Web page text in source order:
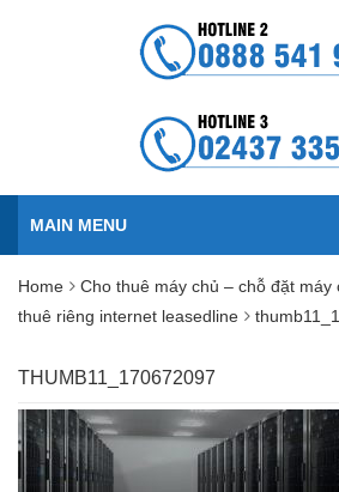
MAIN MENU
Home
Cho thuê máy chủ – chỗ đặt máy
thuê riêng internet leasedline
THUMB11_170672097